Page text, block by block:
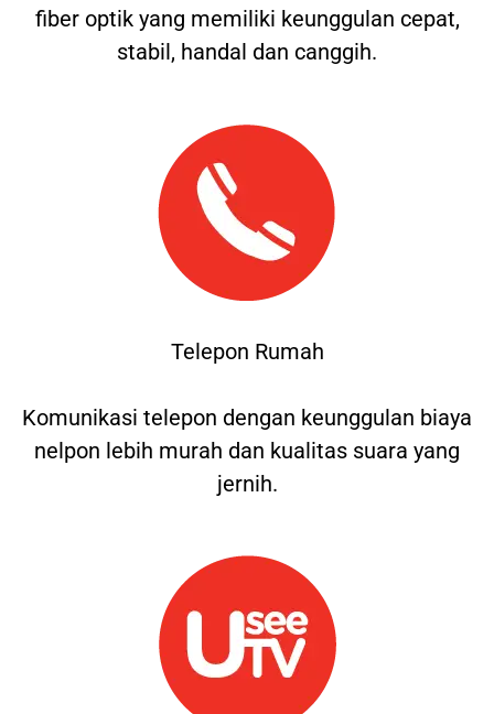
fiber optik yang memiliki keunggulan cepat,
stabil, handal dan canggih.
Telepon Rumah
Komunikasi telepon dengan keunggulan biaya
nelpon lebih murah dan kualitas suara yang
jernih.